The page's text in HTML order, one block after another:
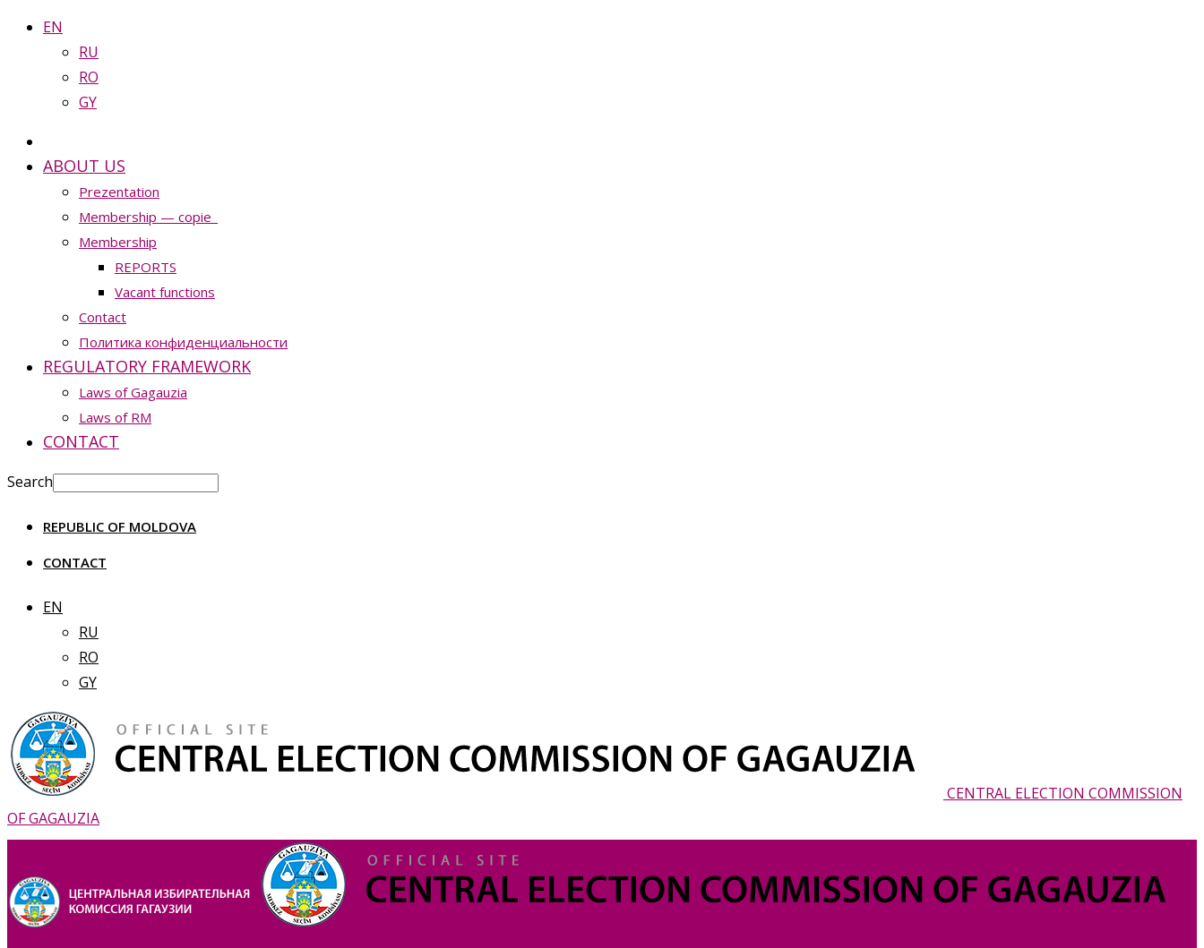
EN
RU
RO
GY
ABOUT US
Prezentation
Membership — copie_
Membership
REPORTS
Vacant functions
Contact
Политика конфиденциальности
REGULATORY FRAMEWORK
Laws of Gagauzia
Laws of RM
CONTACT
Search
REPUBLIC OF MOLDOVA
CONTACT
EN
RU
RO
GY
CENTRAL ELECTION COMMISSION
OF GAGAUZIA